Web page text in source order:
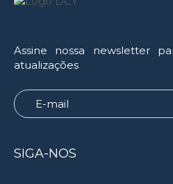
Assine nossa newsletter
atualizações
SIGA-NOS